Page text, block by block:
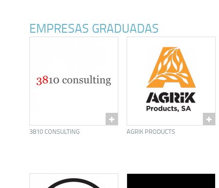
EMPRESAS GRADUADAS
3810 CONSULTING AGRIK PRODUCTS